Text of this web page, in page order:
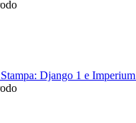
Django 1 e